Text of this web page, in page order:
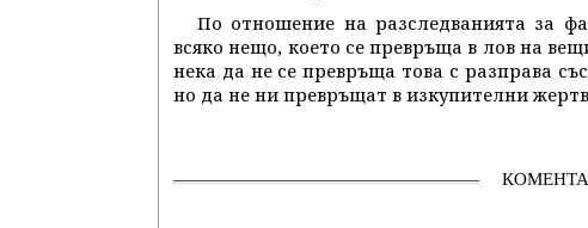
По отношение на разследванията за
всяко нещо, което се превръща в лов на
нека да не се превръща това с разправа
но да не ни превръщат в изкупителни